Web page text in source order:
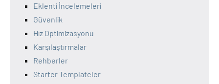
Eklenti İncelemeleri
Güvenlik
Hız Optimizasyonu
Karşılaştırmalar
Rehberler
Starter Templateler